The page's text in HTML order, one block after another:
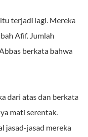
terjadi lagi. Mereka
Afif. Jumlah
berkata bahwa
dari atas dan berkata
mati serentak.
jasad-jasad mereka